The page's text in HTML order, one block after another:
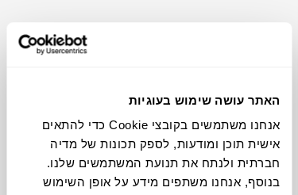
האתר עושה שימוש בעוגיות
אנחנו משתמשים בקובצי Cookie כדי להתאים
אישית תוכן ומודעות, לספק תכונות של מדיה
חברתית ולנתח את תנועת המשתמשים שלנו.
בנוסף, אנחנו משתפים מידע על אופן השימוש